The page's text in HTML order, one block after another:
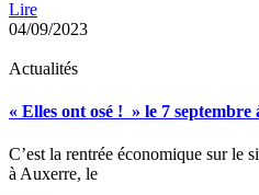
Lire
04/09/2023
Actualités
« Elles ont osé ! » le 7 septembre
C’est la rentrée économique sur le
à Auxerre, le